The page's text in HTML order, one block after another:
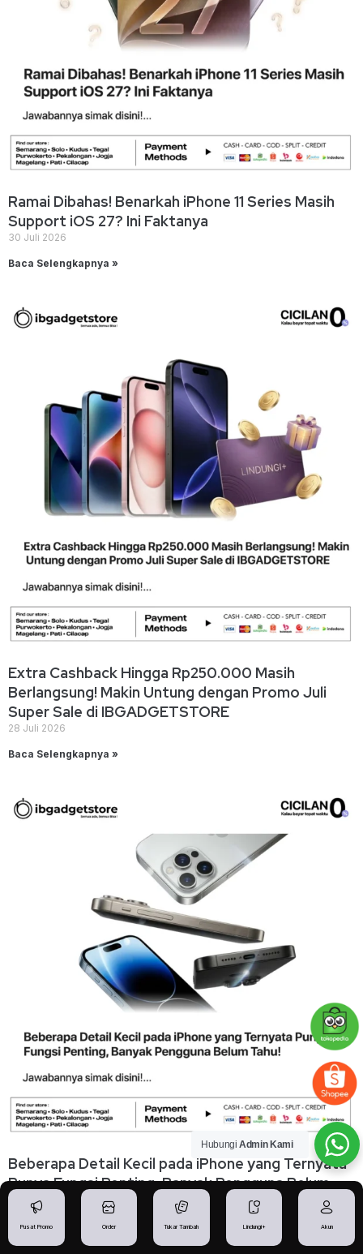
Ramai Dibahas! Benarkah iPhone 11 Series Masih
Support iOS 27? Ini Faktanya
30 Juli 2026
Baca Selengkapnya »
Extra Cashback Hingga Rp250.000 Masih
Berlangsung! Makin Untung dengan Promo Juli
Super Sale di IBGADGETSTORE
28 Juli 2026
Baca Selengkapnya »
Beberapa Detail Kecil pada iPhone yang Ternyata
Punya Fungsi Penting, Banyak Pengguna Belum
Tahu!
Baca Selengkapnya »
Pusat Promo Order Tukar Tambah Lindungi+ Akun
Hubungi Admin Kami